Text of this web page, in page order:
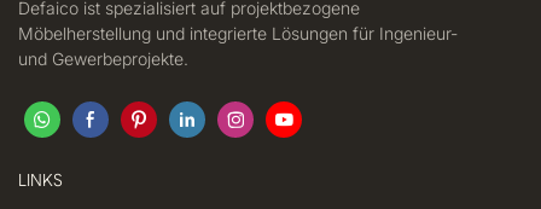
Defaico ist spezialisiert auf projektbezogene
Möbelherstellung und integrierte Lösungen für Ingenieur-
und Gewerbeprojekte.
LINKS